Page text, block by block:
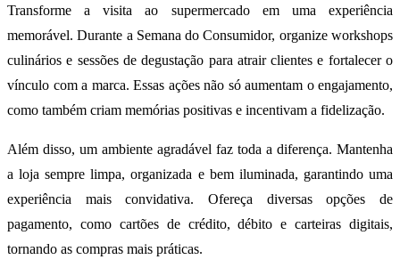
Transforme a visita ao supermercado em uma experiência
memorável. Durante a Semana do Consumidor, organize workshops
culinários e sessões de degustação para atrair clientes e fortalecer o
vínculo com a marca. Essas ações não só aumentam o engajamento,
como também criam memórias positivas e incentivam a fidelização.
Além disso, um ambiente agradável faz toda a diferença. Mantenha
a loja sempre limpa, organizada e bem iluminada, garantindo uma
experiência mais convidativa. Ofereça diversas opções de
pagamento, como cartões de crédito, débito e carteiras digitais,
tornando as compras mais práticas.